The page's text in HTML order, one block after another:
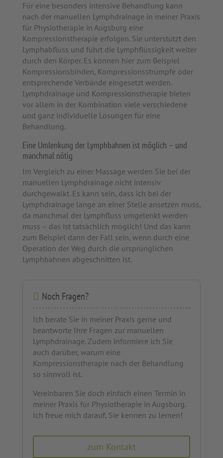
Für eine besonders intensive Behandlung kann
nach der manuellen Lymphdrainage in meiner Praxis
für Physiotherapie in Augsburg eine
Kompressionstherapie erfolgen. Sie unterstützt den
Lymphabfluss und führt die Lymphflüssigkeit weiter
durch den Körper. Es können hier zum Beispiel
Kompressionsbinden, Kompressionsstrümpfe oder
entsprechende Verbände eingesetzt werden.
Lymphdrainage und Kompressionstherapie bieten
vor allem in der Kombination viele verschiedene
und ganz individuelle Lösungen für eine
Behandlung.
Eine Umlenkung der Lymphbahnen ist möglich – und
manchmal nötig
Im Vergleich zu einer Massage werden Sie bei der
manuellen Lymphdrainage nicht intensiv
durchgewalkt. Es kann sein, dass ich bei der
Lymphdrainage lange an einer Stelle ansetzen muss,
da manchmal der Lymphfluss umgelenkt werden
muss – das ist tatsächlich möglich! Und das kann
zum Beispiel dann der Fall sein, wenn durch eine
Operation der Weg durch die ursprünglichen
Lymphbahnen abgeschnitten ist.
Noch Fragen?
Ich berate Sie in meiner Praxis gerne und
beantworte Ihre Fragen zur manuellen
Lymphdrainage. Zudem informiere ich Sie
auch darüber, warum eine
Kompressionstherapie nach der Behandlung
so sinnvoll ist.
Vereinbaren Sie doch einfach einen Termin in
meiner Praxis für Physiotherapie in Augsburg.
Ich freue mich darauf, Sie kennen zu lernen!
zum Kontakt